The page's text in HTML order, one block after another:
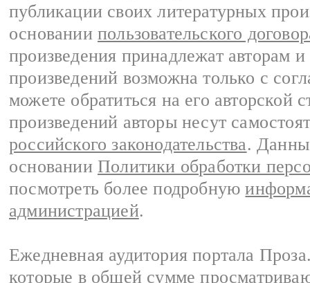
публикации своих литературных
основании пользовательского
произведения принадлежат авторам
произведений возможна только с
можете обратиться на его авторской
произведений авторы несут
российского законодательства.
основании Политики обработки
посмотреть более подробную
администрацией.
Ежедневная аудитория портала
которые в общей сумме